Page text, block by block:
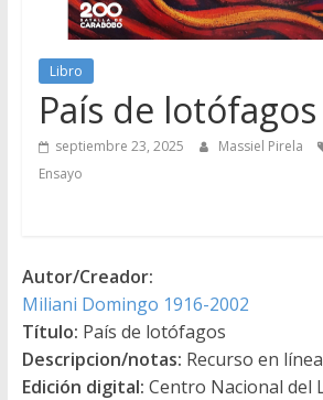
Libro
País de lotófagos
septiembre 23, 2025 Massiel Pirela
Ensayo
Autor/Creador:
Miliani Domingo 1916-2002
Título: País de lotófagos
Descripcion/notas: Recurso en
Edición digital: Centro Nacional del